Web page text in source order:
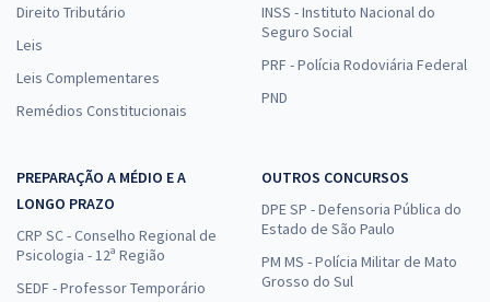
Direito Tributário
Leis
Leis Complementares
Remédios Constitucionais
INSS - Instituto Nacional do
Seguro Social
PRF - Polícia Rodoviária Federal
PND
PREPARAÇÃO A MÉDIO E A
LONGO PRAZO
CRP SC - Conselho Regional de
Psicologia - 12ª Região
SEDF - Professor Temporário
OUTROS CONCURSOS
DPE SP - Defensoria Pública do
Estado de São Paulo
PM MS - Polícia Militar de Mato
Grosso do Sul